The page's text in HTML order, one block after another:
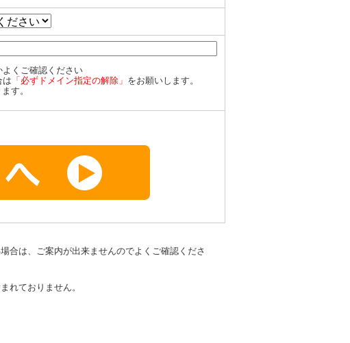
くご確認ください
は 「必ずドメイン指定の解除」 をお願いします。
す。
合は、ご案内が出来ませんのでよくご確認くださ
れておりません。